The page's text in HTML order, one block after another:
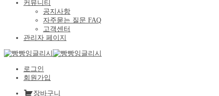
커뮤니티
공지사항
자주묻는 질문 FAQ
고객센터
관리자 페이지
로그인
회원가입
장바구니